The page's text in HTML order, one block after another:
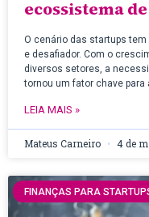
ecossistema
O cenário das startups
e desafiador. Com o
diversos setores, a
tornou um fator chave
LEIA MAIS »
Mateus Carneiro 4 de
FINANÇAS PARA